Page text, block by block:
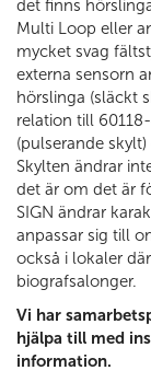
det finns
Multi Loop eller
mycket svag
externa sensorn
hörslinga (släckt
relation till
(pulserande
Skylten ändrar
det är om det är
SIGN ändrar
anpassar sig till
också i lokaler
biografsalonger.
Vi har
hjälpa till med
information.